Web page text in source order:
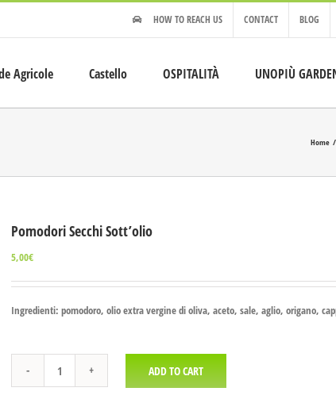
HOW TO REACH US CONTACT BLOG
Agricole Castello OSPITALITÀ UNOPIÙ
Home
Pomodori Secchi Sott’olio
5,00€
Ingredienti: pomodoro, olio extra vergine di oliva, aceto, sale, aglio, origano,
Pomodori
Secchi
ADD TO CART